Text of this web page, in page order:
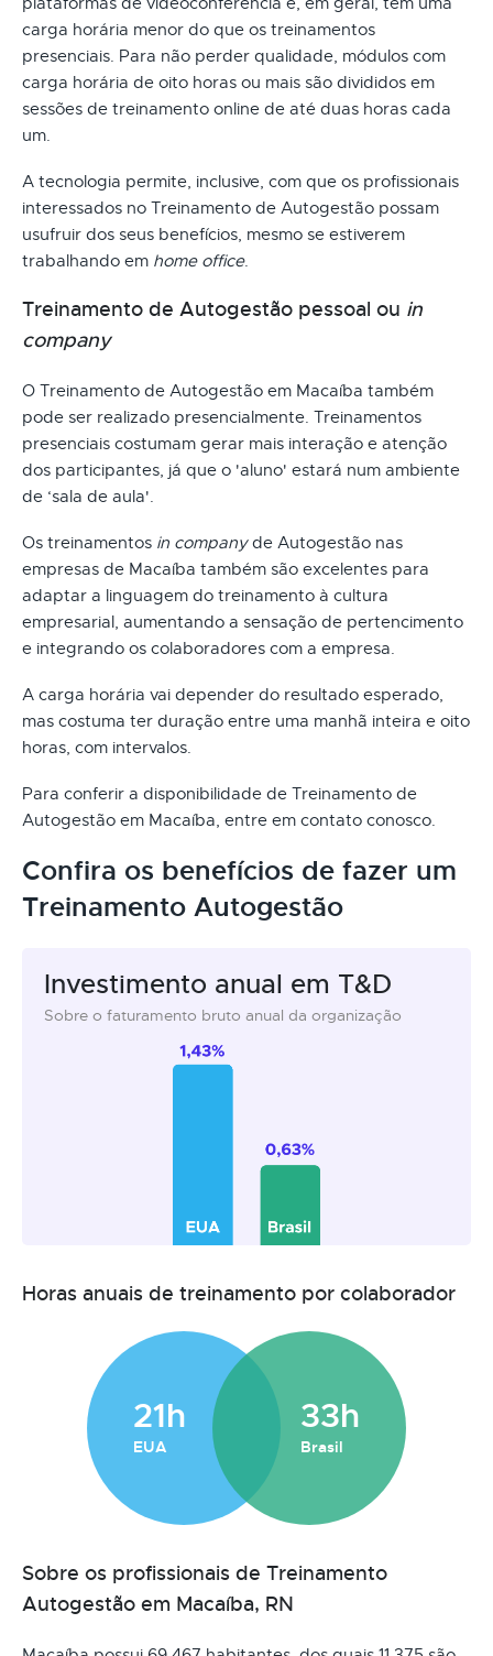
carga horária menor do que os treinamentos
presenciais. Para não perder qualidade, módulos com
carga horária de oito horas ou mais são divididos em
sessões de treinamento online de até duas horas cada
um.
A tecnologia permite, inclusive, com que os profissionais
interessados no Treinamento de Autogestão possam
usufruir dos seus benefícios, mesmo se estiverem
trabalhando em home office.
Treinamento de Autogestão pessoal ou in
company
O Treinamento de Autogestão em Macaíba também
pode ser realizado presencialmente. Treinamentos
presenciais costumam gerar mais interação e atenção
dos participantes, já que o 'aluno' estará num ambiente
de ‘sala de aula'.
Os treinamentos in companyde Autogestão nas
empresas de Macaíba também são excelentes para
adaptar a linguagem do treinamento à cultura
empresarial, aumentando a sensação de pertencimento
e integrando os colaboradores com a empresa.
A carga horária vai depender do resultado esperado,
mas costuma ter duração entre uma manhã inteira e oito
horas, com intervalos.
Para conferir a disponibilidade de Treinamento de
Autogestão em Macaíba, entre em contato conosco.
Confira os benefícios de fazer um
Treinamento Autogestão
Investimento anual em T&D
Sobre o faturamento bruto anual da organização
Horas anuais de treinamento por colaborador
21h
EUA
33h
Brasil
Sobre os profissionais de Treinamento
Autogestão em Macaíba, RN